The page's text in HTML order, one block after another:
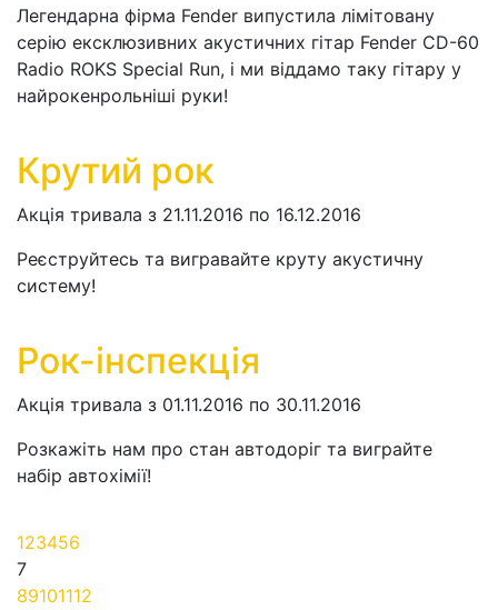
Легендарна фірма Fender випустила лімітовану
серію ексклюзивних акустичних гітар Fender CD-60
Radio ROKS Special Run, і ми віддамо таку гітару у
найрокенрольніші руки!
Крутий рок
Акція тривала з 21.11.2016 по 16.12.2016
Реєструйтесь та вигравайте круту акустичну
систему!
Рок-інспекція
Акція тривала з 01.11.2016 по 30.11.2016
Розкажіть нам про стан автодоріг та виграйте
набір автохімії!
123456
7
89101112